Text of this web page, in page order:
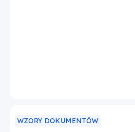
WZORY DOKUMENTÓW